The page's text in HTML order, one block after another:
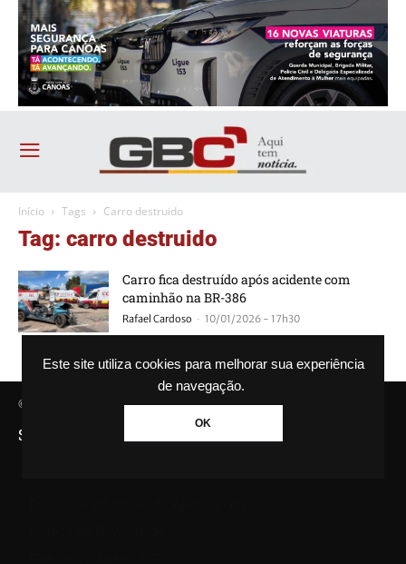
Este site utiliza cookies para melhorar sua experiência
de navegação.
OK
Início Tags Carro destruido
Tag: carro destruido
Carro fica destruído após acidente com
caminhão na BR-386
Rafael Cardoso - 10/01/2026 - 17h30
© Agência GBC. Aqui tem notícia. Todos os direitos reservados.
SAIBA MAIS SOBRE A AGÊNCIA GBC